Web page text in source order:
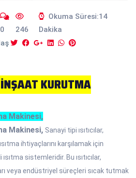
0 246
Okuma Süresi:14
Dakika
KURUTMA
Makinesi,
Makinesi, Sanayi tipi ısıtıcılar,
ihtiyaçlarını karşılamak için
sistemleridir. Bu ısıtıcılar,
veya endüstriyel süreçleri sıcak tutmak